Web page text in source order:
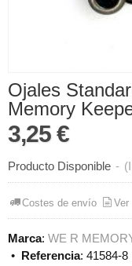
Ojales
Memory
3,25 €
Producto Disponible -
Costes de envío Ver
Marca: WE R
•
Referencia: 41584-8